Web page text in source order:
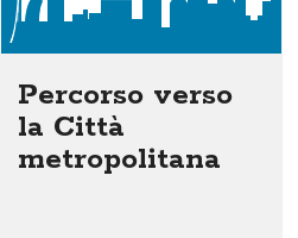
Percorso verso
la Città
metropolitana